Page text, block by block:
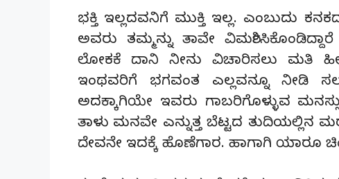
ಭಕ್ತಿ ಇಲ್ಲದವನಿಗೆ ಮುಕ್ತಿ ಇಲ್ಲ. ಎಂಬುದು
ಅವರು ತಮ್ಮನ್ನು ತಾವೇ
ಲೋಕಕೆ ದಾನಿ ನೀನು ವಿಚಾರಿಸಲು ಮತಿ
ಇಂಥವರಿಗೆ ಭಗವಂತ ಎಲ್ಲವನ್ನೂ ನೀಡಿ
ಅದಕ್ಕಾಗಿಯೇ ಇವರು ಗಾಬರಿಗೊಳ್ಳುವ
ತಾಳು ಮನವೇ ಎನ್ನುತ್ತ ಬೆಟ್ಟದ ತುದಿಯಲ್ಲಿನ
ದೇವನೇ ಇದಕ್ಕೆ ಹೊಣೆಗಾರ. ಹಾಗಾಗಿ ಯಾರೂ